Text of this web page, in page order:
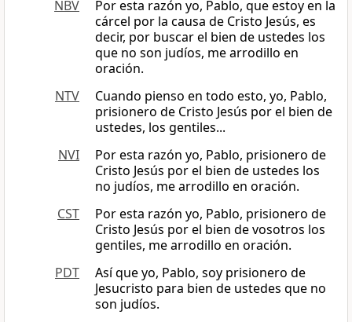
NBV
Por esta razón yo, Pablo, que estoy en la
cárcel por la causa de Cristo Jesús, es
decir, por buscar el bien de ustedes los
que no son judíos, me arrodillo en
oración.
NTV
Cuando pienso en todo esto, yo, Pablo,
prisionero de Cristo Jesús por el bien de
ustedes, los gentiles...
NVI
Por esta razón yo, Pablo, prisionero de
Cristo Jesús por el bien de ustedes los
no judíos, me arrodillo en oración.
CST
Por esta razón yo, Pablo, prisionero de
Cristo Jesús por el bien de vosotros los
gentiles, me arrodillo en oración.
PDT
Así que yo, Pablo, soy prisionero de
Jesucristo para bien de ustedes que no
son judíos.